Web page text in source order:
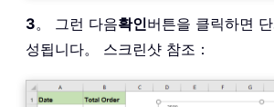
3。 그런 다음확인버튼을 클릭하면
성됩니다。 스크린샷 참조：